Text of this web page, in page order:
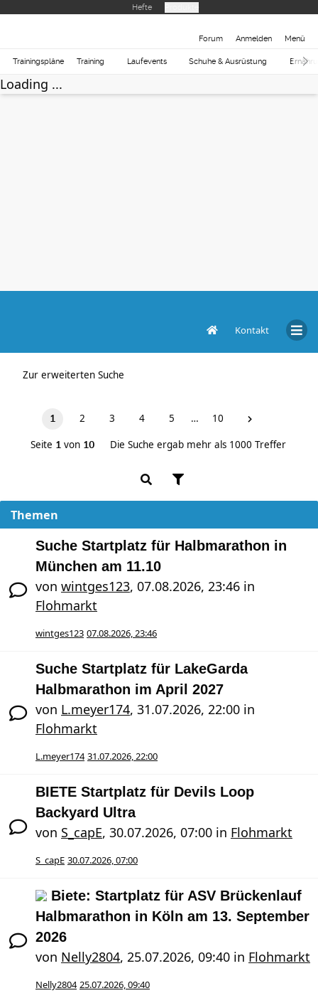
Hefte
Forum Anmelden Menü
Trainingspläne Training Laufevents Schuhe & Ausrüstung
Loading ...
Kontakt
Zur erweiterten Suche
1 2 3 4 5 … 10
Seite 1 von 10 Die Suche ergab mehr als 1000 Treffer
Themen
Suche Startplatz für Halbmarathon in
München am 11.10
von wintges123, 07.08.2026, 23:46 in
Flohmarkt
wintges123 07.08.2026, 23:46
Suche Startplatz für LakeGarda
Halbmarathon im April 2027
von L.meyer174, 31.07.2026, 22:00 in
Flohmarkt
L.meyer174 31.07.2026, 22:00
BIETE Startplatz für Devils Loop
Backyard Ultra
von S_capE, 30.07.2026, 07:00 in Flohmarkt
S_capE 30.07.2026, 07:00
Biete: Startplatz für ASV Brückenlauf
Halbmarathon in Köln am 13. September
2026
von Nelly2804, 25.07.2026, 09:40 in Flohmarkt
Nelly2804 25.07.2026, 09:40